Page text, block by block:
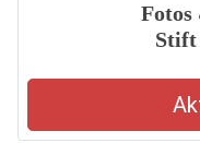
Fotos
Stift